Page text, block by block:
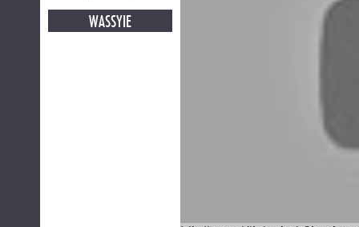
WASSYIE